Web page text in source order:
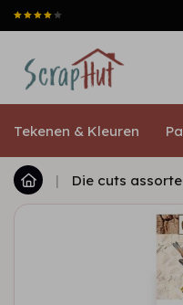
Tekenen & Kleuren
| Die cuts